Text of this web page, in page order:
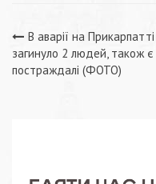
Навігація
записів
В аварії на Прикарпатті
загинуло 2 людей, також є
постраждалі (ФОТО)